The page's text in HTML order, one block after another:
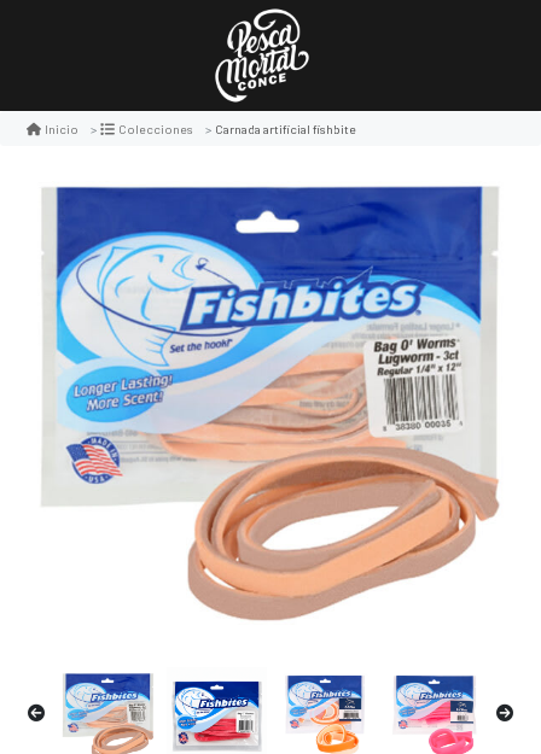
Inicio Colecciones Carnada artificial fishbite